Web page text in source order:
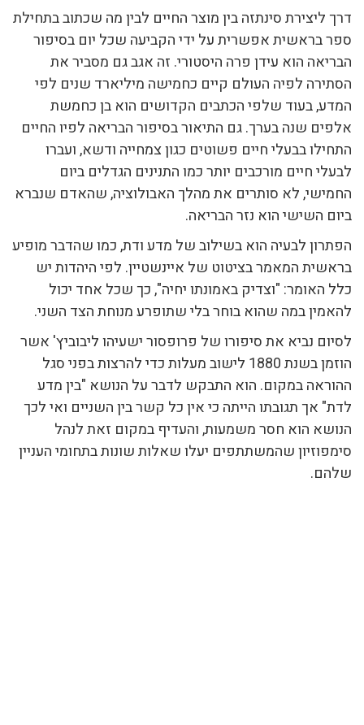
דרך ליצירת סינתזה בין מוצר החיים לבין מה שכתוב בתחילת
ספר בראשית אפשרית על ידי הקביעה שכל יום בסיפור
הבריאה הוא עידן פרה היסטורי. זה אגב גם מסביר את
הסתירה לפיה העולם קיים כחמישה מיליארד שנים לפי
המדע, בעוד שלפי הכתבים הקדושים הוא בן כחמשת
אלפים שנה בערך. גם התיאור בסיפור הבריאה לפיו החיים
התחילו בבעלי חיים פשוטים כגון צמחייה ודשא, ועברו
לבעלי חיים מורכבים יותר כמו התנינים הגדלים ביום
החמישי, לא סותרים את מהלך האבולוציה, שהאדם שנברא
ביום השישי הוא נזר הבריאה.
הפתרון לבעיה הוא בשילוב של מדע ודת, כמו שהדבר מופיע
בראשית המאמר בציטוט של איינשטיין. לפי היהדות יש
כלל האומר: "וצדיק באמונתו יחיה", כך שכל אחד יכול
להאמין במה שהוא בוחר בלי שתופרע מנוחת הצד השני.
לסיום נביא את סיפורו של פרופסור ישעיהו ליבוביץ' אשר
הוזמן בשנת 1880 לישוב מעלות כדי להרצות בפני סגל
ההוראה במקום. הוא התבקש לדבר על הנושא "בין מדע
לדת" אך תגובתו הייתה כי אין כל קשר בין השניים ואי לכך
הנושא הוא חסר משמעות, והעדיף במקום זאת לנהל
סימפוזיון שהמשתתפים יעלו שאלות שונות בתחומי העניין
שלהם.